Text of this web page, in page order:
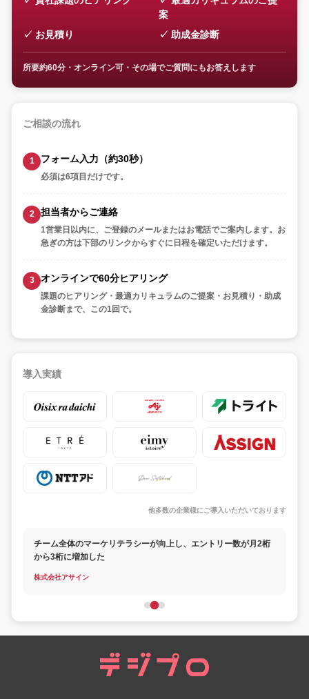
案
お見積り
助成金診断
所要約60分・オンライン可・その場でご質問にもお答えします
ご相談の流れ
フォーム入力（約30秒）
必須は6項目だけです。
担当者からご連絡
1営業日以内に、ご登録のメールまたはお電話でご案内します。お
急ぎの方は下部のリンクからすぐに日程を確定いただけます。
オンラインで60分ヒアリング
課題のヒアリング・最適カリキュラムのご提案・お見積り・助成
金診断まで、この1回で。
導入実績
他多数の企業様にご導入いただいております
チーム全体のマーケリテラシーが向上し、エントリー数が月2桁
から3桁に増加した
株式会社アサイン